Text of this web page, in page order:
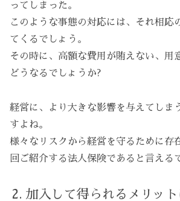
ってしまった。
このような事態の対応には、それ相応
てくるでしょう。
その時に、高額な費用が賄えない、用
どうなるでしょうか?
経営に、より大きな影響を与えてしま
すよね。
様々なリスクから経営を守るために存
回ご紹介する法人保険であると言える
加入して得られるメリット